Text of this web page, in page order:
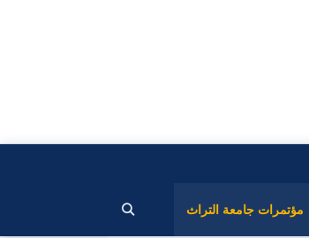
مؤتمرات جامعة التراث